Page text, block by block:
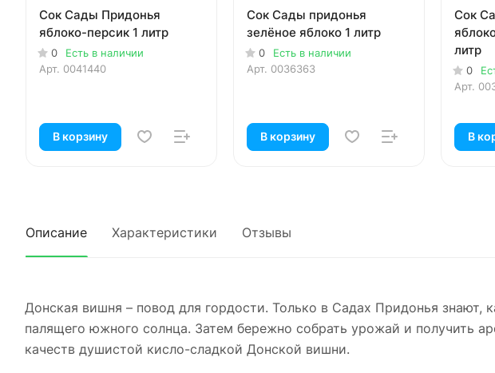
Сок Сады Придонья
яблоко-персик 1 литр
0
Есть в наличии
Арт. 0041440
В корзину
Сок Сады придонья
зелёное яблоко 1 литр
0
Есть в наличии
Арт. 0036363
В корзину
Сок
литр
0
Арт.
В
Описание Характеристики Отзывы
Донская вишня – повод для гордости. Только в Садах Придонья
палящего южного солнца. Затем бережно собрать урожай и получить
качеств душистой кисло-сладкой Донской вишни.